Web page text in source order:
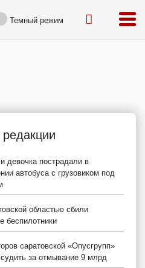
Темный режим
девочка пострадали в
автобуса с грузовиком под
областью сбили
беспилотники
саратовской «Опусгрупп»
за отмывание 9 млрд